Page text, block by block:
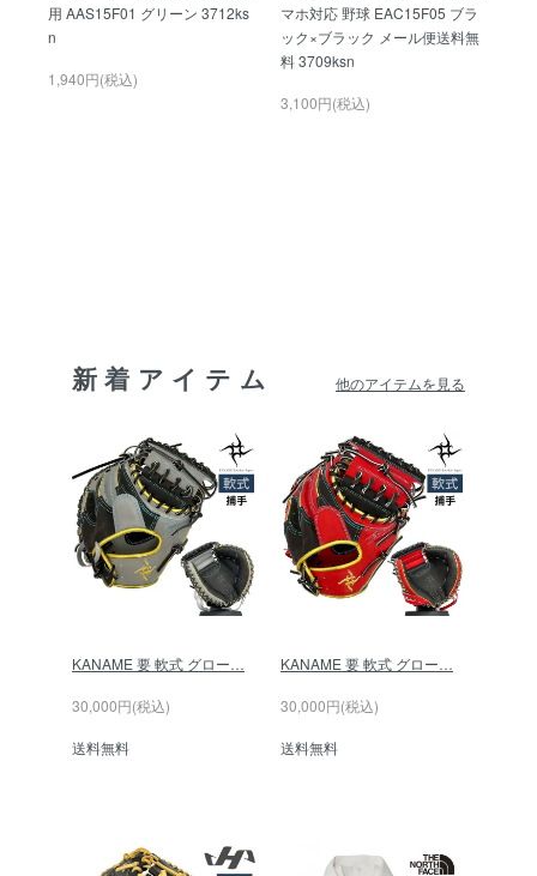
用 AAS15F01 グリーン 3712ks
n
1,940円(税込)
マホ対応 野球 EAC15F05 ブラ
ック×ブラック メール便送料無
料 3709ksn
3,100円(税込)
新着アイテム 他のアイテムを見る
KANAME 要 軟式 グロー…
30,000円(税込)
送料無料
KANAME 要 軟式 グロー…
30,000円(税込)
送料無料